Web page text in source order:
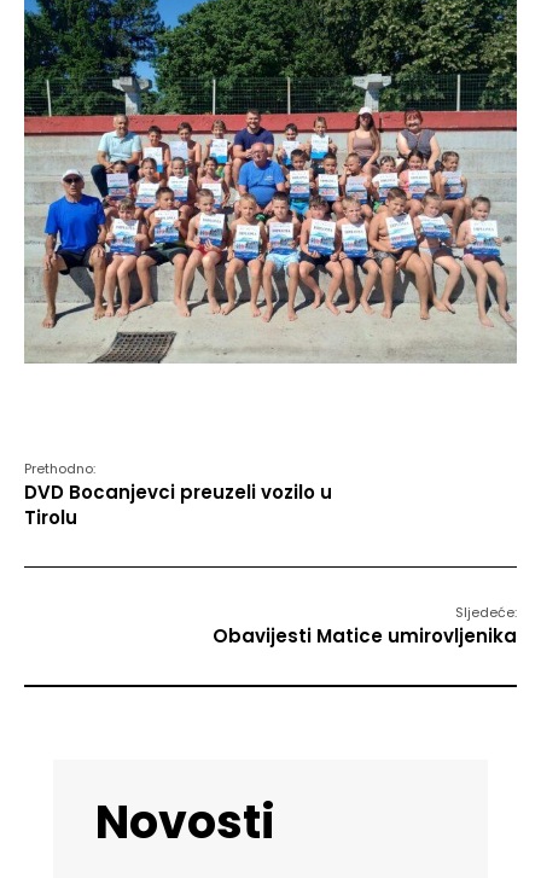
Prethodno:
DVD Bocanjevci preuzeli vozilo u
Tirolu
Sljedeće:
Obavijesti Matice umirovljenika
Novosti